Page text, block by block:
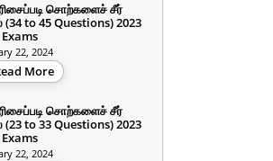
சொற்களைச் சீர்
to 45 Questions) 2023
Exams
22, 2024
More
சொற்களைச் சீர்
to 33 Questions) 2023
Exams
22, 2024